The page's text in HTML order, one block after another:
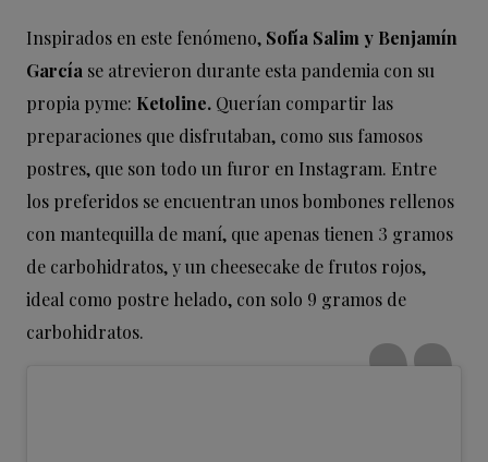
Inspirados en este fenómeno, Sofía Salim y Benjamín
García se atrevieron durante esta pandemia con su
propia pyme: Ketoline. Querían compartir las
preparaciones que disfrutaban, como sus famosos
postres, que son todo un furor en Instagram. Entre
los preferidos se encuentran unos bombones rellenos
con mantequilla de maní, que apenas tienen 3 gramos
de carbohidratos, y un cheesecake de frutos rojos,
ideal como postre helado, con solo 9 gramos de
carbohidratos.